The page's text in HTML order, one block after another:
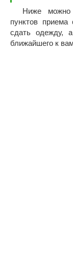
Ниже можно
пунктов
сдать одежду,
ближайшего к